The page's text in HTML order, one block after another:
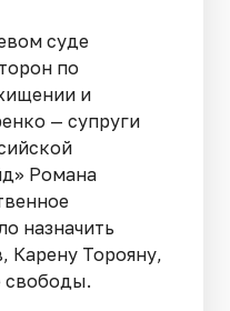
суде
по
и
— супруги
Романа
назначить
Карену Торояну,
свободы.